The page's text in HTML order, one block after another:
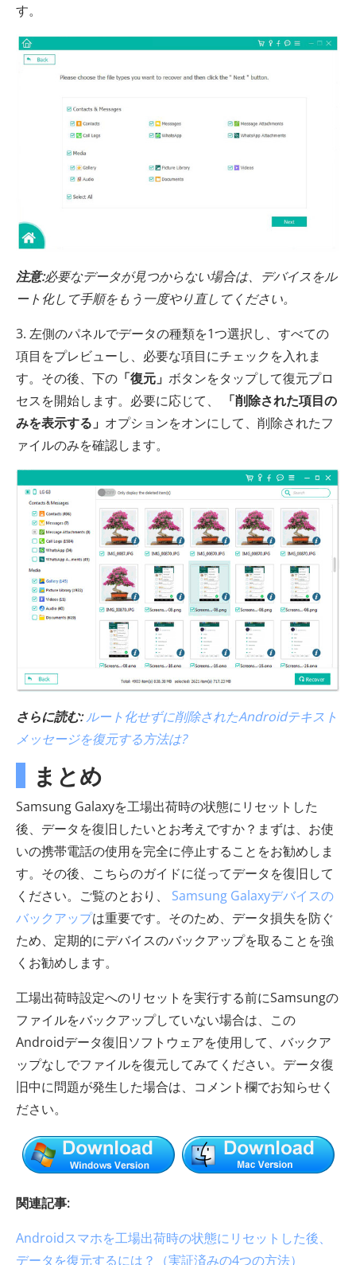
す。
注意:必要なデータが見つからない場合は、デバイスをル
ート化して手順をもう一度やり直してください。
3. 左側のパネルでデータの種類を1つ選択し、すべての
項目をプレビューし、必要な項目にチェックを入れま
す。その後、下の 「復元」 ボタンをタップして復元プロ
セスを開始します。必要に応じて、
「削除された項目の
みを表示する」 オプションをオンにして、削除されたフ
ァイルのみを確認します。
さらに読む: ルート化せずに削除されたAndroidテキスト
メッセージを復元する方法は?
まとめ
Samsung Galaxyを工場出荷時の状態にリセットした
後、データを復旧したいとお考えですか？まずは、お使
いの携帯電話の使用を完全に停止することをお勧めしま
す。その後、こちらのガイドに従ってデータを復旧して
ください。ご覧のとおり、 Samsung Galaxyデバイスの
バックアップは重要です。そのため、データ損失を防ぐ
ため、定期的にデバイスのバックアップを取ることを強
くお勧めします。
工場出荷時設定へのリセットを実行する前にSamsungの
ファイルをバックアップしていない場合は、この
Androidデータ復旧ソフトウェアを使用して、バックア
ップなしでファイルを復元してみてください。データ復
旧中に問題が発生した場合は、コメント欄でお知らせく
ださい。
関連記事:
Androidスマホを工場出荷時の状態にリセットした後、
データを復元するには？（実証済みの4つの方法）